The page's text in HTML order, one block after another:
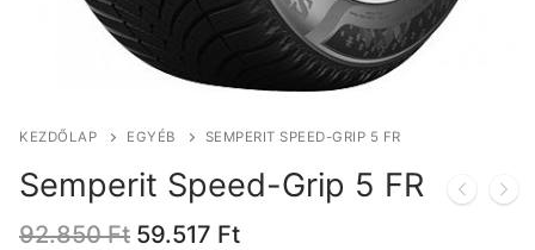
KEZDŐLAP EGYÉB SEMPERIT SPEED-GRIP 5 FR
Semperit Speed-Grip 5 FR
92.850Ft Original
59.517 FtCurrent